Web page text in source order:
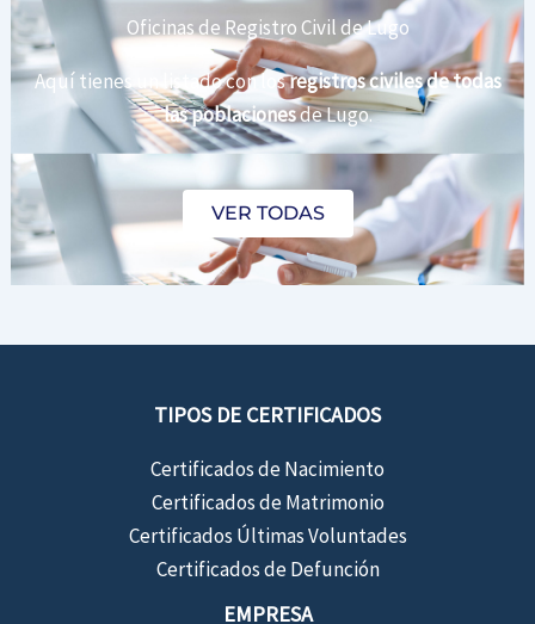
Oficinas de Registro Civil de Lugo
Aquí tienes un listado con losregistros civiles de todas
las poblacionesde Lugo.
VER TODAS
TIPOS DE CERTIFICADOS
Certificados de Nacimiento
Certificados de Matrimonio
Certificados Últimas Voluntades
Certificados de Defunción
EMPRESA